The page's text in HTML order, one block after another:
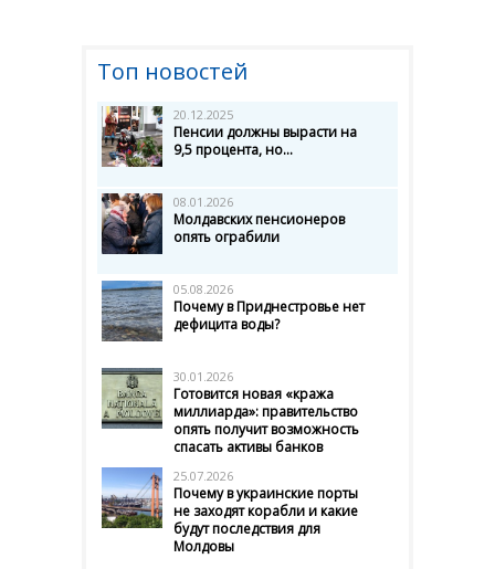
Топ новостей
20.12.2025
Пенсии должны вырасти на
9,5 процента, но...
08.01.2026
Молдавских пенсионеров
опять ограбили
05.08.2026
Почему в Приднестровье нет
дефицита воды?
30.01.2026
Готовится новая «кража
миллиарда»: правительство
опять получит возможность
спасать активы банков
25.07.2026
Почему в украинские порты
не заходят корабли и какие
будут последствия для
Молдовы